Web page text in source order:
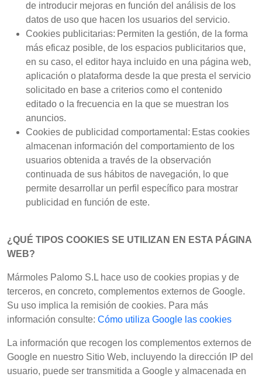
de introducir mejoras en función del análisis de los
datos de uso que hacen los usuarios del servicio.
Cookies publicitarias: Permiten la gestión, de la forma
más eficaz posible, de los espacios publicitarios que,
en su caso, el editor haya incluido en una página web,
aplicación o plataforma desde la que presta el servicio
solicitado en base a criterios como el contenido
editado o la frecuencia en la que se muestran los
anuncios.
Cookies de publicidad comportamental: Estas cookies
almacenan información del comportamiento de los
usuarios obtenida a través de la observación
continuada de sus hábitos de navegación, lo que
permite desarrollar un perfil específico para mostrar
publicidad en función de este.
¿QUÉ TIPOS COOKIES SE UTILIZAN EN ESTA PÁGINA
WEB?
Mármoles Palomo S.L hace uso de cookies propias y de
terceros, en concreto, complementos externos de Google.
Su uso implica la remisión de cookies. Para más
información consulte: Cómo utiliza Google las cookies
La información que recogen los complementos externos de
Google en nuestro Sitio Web, incluyendo la dirección IP del
usuario, puede ser transmitida a Google y almacenada en